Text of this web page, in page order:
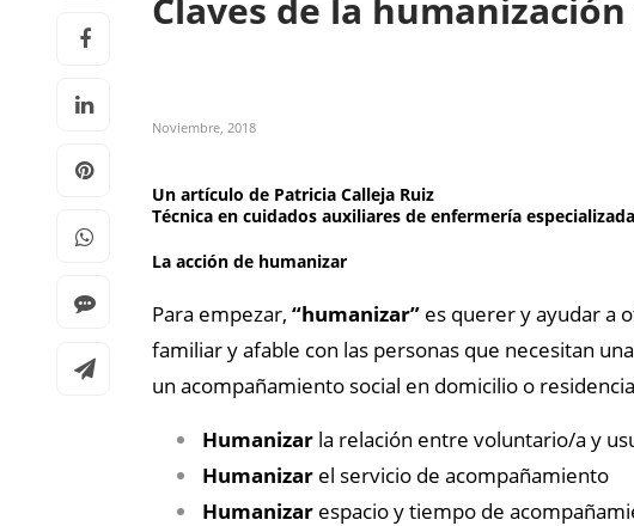
Claves de la
Noviembre, 2018
Un artículo de Patricia Calleja Ruiz
Técnica en cuidados auxiliares de enfermería
La acción de humanizar
Para empezar, “humanizar” es querer y ayudar a
familiar y afable con las personas que necesitan
un acompañamiento social en domicilio o
Humanizar la relación entre voluntario/a y
Humanizar el servicio de acompañamiento
Humanizar espacio y tiempo de